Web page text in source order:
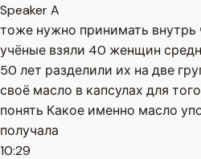
Speaker A
тоже нужно принимать внутрь
учёные взяли 40 женщин
50 лет разделили их на две
своё масло в капсулах для
понять Какое именно масло
получала
10:29